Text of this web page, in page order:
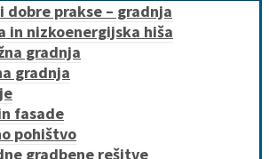
dobre prakse – gradnja
in nizkoenergijska hiša
gradnja
gradnja
fasade
pohištvo
gradbene rešitve